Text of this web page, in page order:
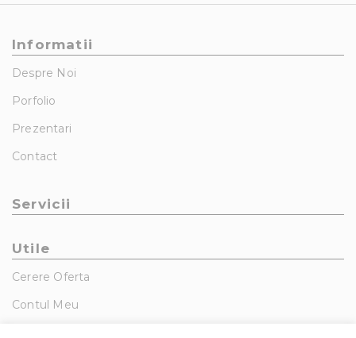
Informatii
Despre Noi
Porfolio
Prezentari
Contact
Servicii
Utile
Cerere Oferta
Contul Meu